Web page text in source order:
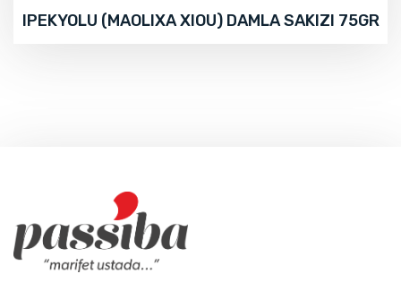
IPEKYOLU (MAOLIXA XIOU) DAMLA SAKIZI 75GR